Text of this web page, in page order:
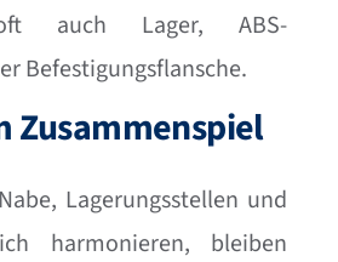
auch Lager, ABS-
Befestigungsflansche.
Zusammenspiel
Lagerungsstellen und
harmonieren, bleiben